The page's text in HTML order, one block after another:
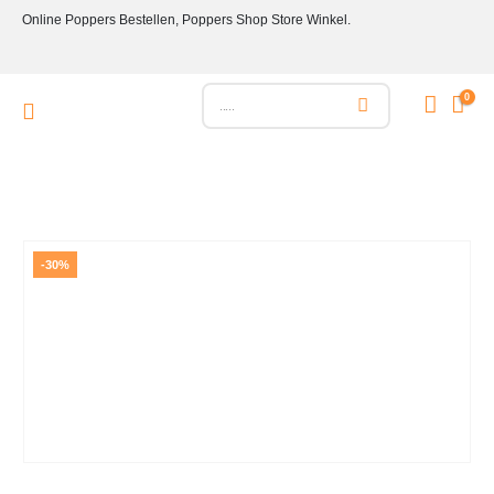
Online Poppers Bestellen, Poppers Shop Store Winkel.
0
-30%